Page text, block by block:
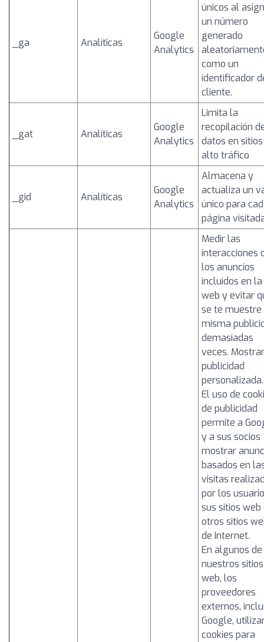
_ga Analíticas
Google
Analytics
únicos al
un número
generado
como un
identificador
cliente.
_gat Analíticas
Google
Analytics
Limita la
recopilación
datos en
alto tráfico
_gid Analíticas
Google
Analytics
Almacena y
actualiza un
único para
página
Medir las
interacciones
los anuncios
incluidos en la
web y evitar
se te muestre
misma
demasiadas
veces. Mostrar
publicidad
personalizada.
El uso de
de publicidad
permite a
y a sus socios
mostrar
basados en
visitas
por los
sus sitios web
otros sitios
de Internet.
En algunos de
nuestros sitios
web, los
proveedores
externos,
Google,
cookies para